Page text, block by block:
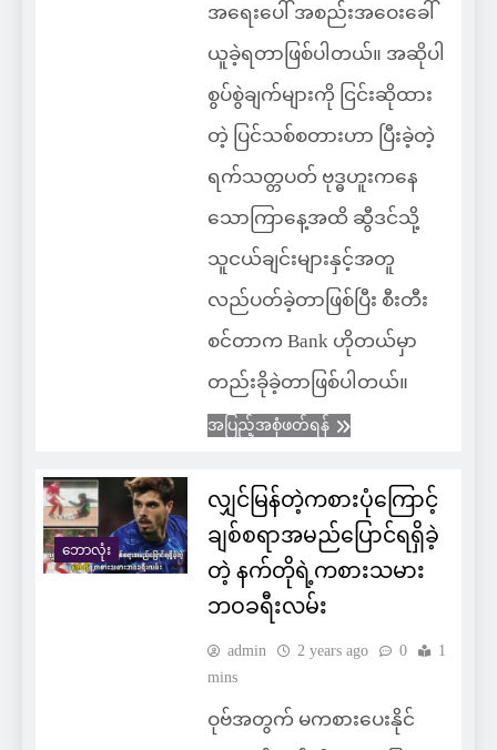
အရေးပေါ် အစည်းအဝေးခေါ်
ယူခဲ့ရတာဖြစ်ပါတယ်။ အဆိုပါ
စွပ်စွဲချက်များကို ငြင်းဆိုထား
တဲ့ ပြင်သစ်စတားဟာ ပြီးခဲ့တဲ့
ရက်သတ္တပတ် ဗုဒ္ဓဟူးကနေ
သောကြာနေ့အထိ ဆွီဒင်သို့
သူငယ်ချင်းများနှင့်အတူ
လည်ပတ်ခဲ့တာဖြစ်ပြီး စီးတီး
စင်တာက Bank ဟိုတယ်မှာ
တည်းခိုခဲ့တာဖြစ်ပါတယ်။
အပြည့်အစုံဖတ်ရန်
ဘောလုံး
လျှင်မြန်တဲ့ကစားပုံကြောင့်
ချစ်စရာအမည်ပြောင်ရရှိခဲ့
တဲ့ နက်တိုရဲ့ကစားသမား
ဘဝခရီးလမ်း
admin 2 years ago 0
1
mins
ဝုဗ်အတွက် မကစားပေးနိုင်